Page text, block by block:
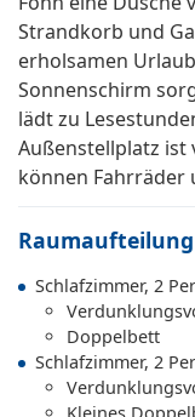
Strandkorb und
erholsamen
Sonnenschirm
lädt zu
Außenstellplatz
können Fahrräder
Raumaufteilung
Schlafzimmer, 2
Doppelbett
Schlafzimmer, 2